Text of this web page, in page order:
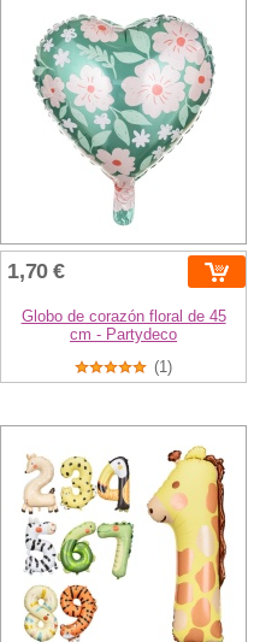
1,70 €
Globo de corazón floral de 45
cm - Partydeco
(1)